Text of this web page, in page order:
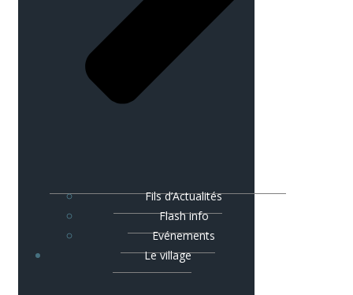
Fils d’Actualités
Flash info
Evénements
Le village